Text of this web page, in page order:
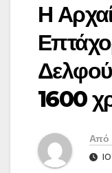
Η
1600
Από